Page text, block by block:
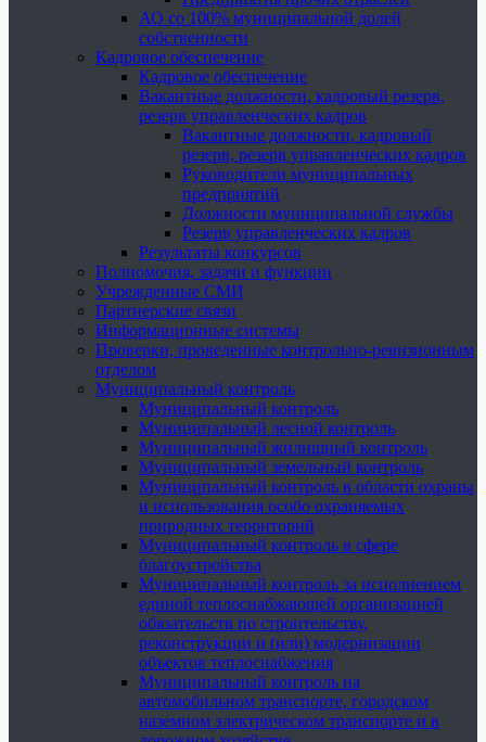
АО со 100% муниципальной долей
собственности
Кадровое обеспечение
Кадровое обеспечение
Вакантные должности, кадровый резерв,
резерв управленческих кадров
Вакантные должности, кадровый
резерв, резерв управленческих кадров
Руководители муниципальных
предприятий
Должности муниципальной службы
Резерв управленческих кадров
Результаты конкурсов
Полномочия, задачи и функции
Учрежденные СМИ
Партнерские связи
Информационные системы
Проверки, проведенные контрольно-ревизионным
отделом
Муниципальный контроль
Муниципальный контроль
Муниципальный лесной контроль
Муниципальный жилищный контроль
Муниципальный земельный контроль
Муниципальный контроль в области охраны
и использования особо охраняемых
природных территорий
Муниципальный контроль в сфере
благоустройства
Муниципальный контроль за исполнением
единой теплоснабжающей организацией
обязательств по строительству,
реконструкции и (или) модернизации
объектов теплоснабжения
Муниципальный контроль на
автомобильном транспорте, городском
наземном электрическом транспорте и в